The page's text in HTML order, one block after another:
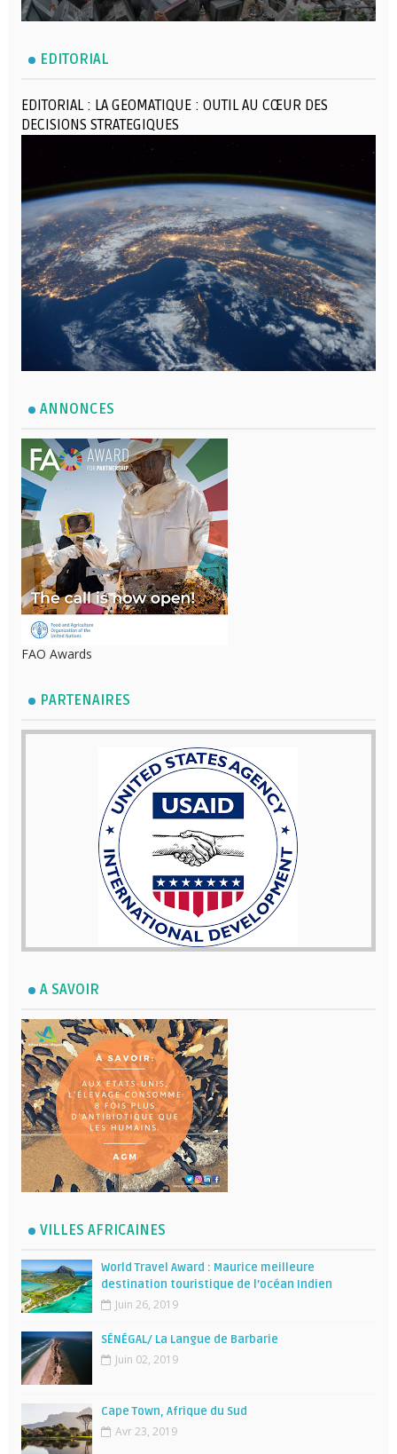
EDITORIAL
EDITORIAL : LA GEOMATIQUE : OUTIL AU CŒUR DES
DECISIONS STRATEGIQUES
ANNONCES
FAO Awards
PARTENAIRES
A SAVOIR
VILLES AFRICAINES
World Travel Award : Maurice meilleure
destination touristique de l’océan Indien
Juin 26, 2019
SÉNÉGAL/ La Langue de Barbarie
Juin 02, 2019
Cape Town, Afrique du Sud
Avr 23, 2019